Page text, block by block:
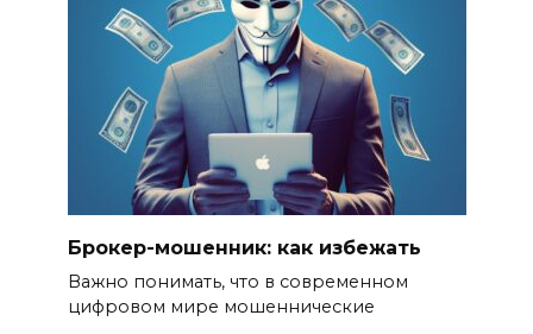
Брокер-мошенник: как избежать
Важно понимать, что в современном
цифровом мире мошеннические